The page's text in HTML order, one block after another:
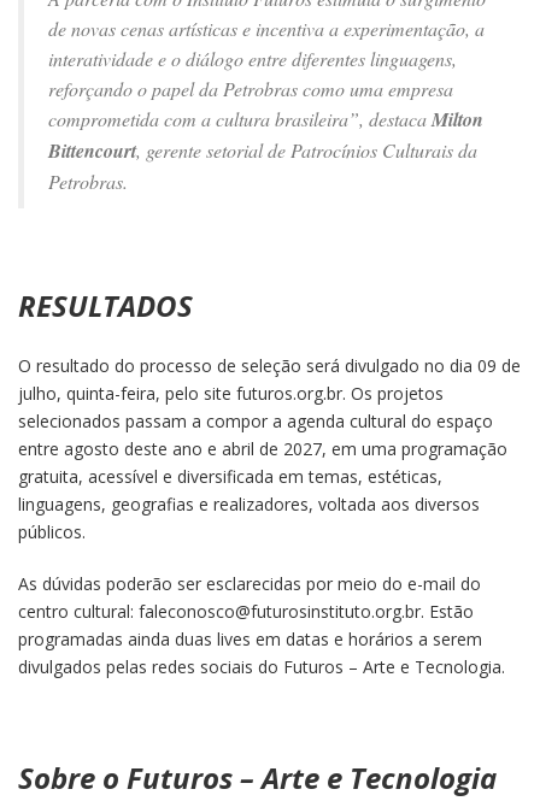
de novas cenas artísticas e incentiva a experimentação, a
interatividade e o diálogo entre diferentes linguagens,
reforçando o papel da Petrobras como uma empresa
comprometida com a cultura brasileira”, destacaMilton
Bittencourt, gerente setorial de Patrocínios Culturais da
Petrobras.
RESULTADOS
O resultado do processo de seleção será divulgado no dia 09 de
julho, quinta-feira, pelo site futuros.org.br. Os projetos
selecionados passam a compor a agenda cultural do espaço
entre agosto deste ano e abril de 2027, em uma programação
gratuita, acessível e diversificada em temas, estéticas,
linguagens, geografias e realizadores, voltada aos diversos
públicos.
As dúvidas poderão ser esclarecidas por meio do e-mail do
centro cultural: faleconosco@futurosinstituto.org.br. Estão
programadas ainda duas lives em datas e horários a serem
divulgados pelas redes sociais do Futuros – Arte e Tecnologia.
Sobre o Futuros – Arte e Tecnologia